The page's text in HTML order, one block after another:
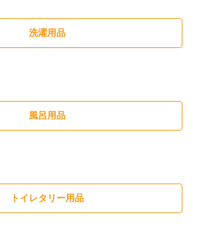
洗濯用品
風呂用品
トイレタリー用品